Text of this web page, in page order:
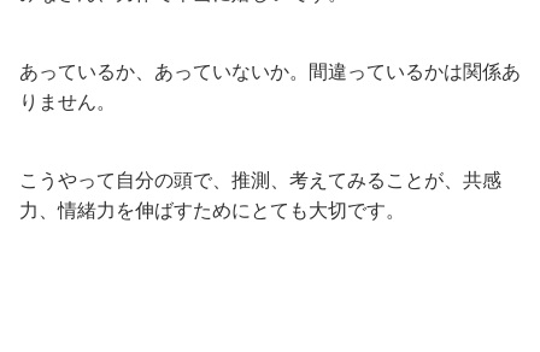
あっているか、あっていないか。間違っているかは関係あ
りません。
こうやって自分の頭で、推測、考えてみることが、共感
力、情緒力を伸ばすためにとても大切です。